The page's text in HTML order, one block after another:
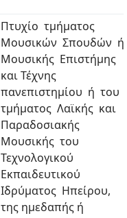
Πτυχίο τμήματος
Μουσικών Σπουδών ή
Μουσικής Επιστήμης
και Τέχνης
πανεπιστημίου ή του
τμήματος Λαϊκής και
Παραδοσιακής
Μουσικής του
Τεχνολογικού
Εκπαιδευτικού
Ιδρύματος Ηπείρου,
της ημεδαπής ή